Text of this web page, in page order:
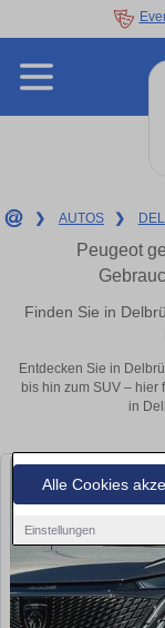
Alle Cookies
Einstellungen
❯ AUTOS ❯
Peugeot
Finden Sie in
Entdecken Sie in
bis hin zum SUV –
in